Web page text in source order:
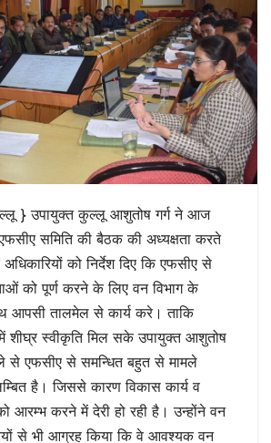
} उपायुक्त कुल्लू आशुतोष गर्ग ने आज
समिति की बैठक की अध्यक्षता करते
को निर्देश दिए कि एफसीए से
को पूर्ण करने के लिए वन विभाग के
आपसी तालमेल से कार्य करे। ताकि
शीघ्र स्वीकृति मिल सके उपायुक्त आशुतोष
से एफसीए से समन्धित बहुत से मामले
है। जिससे कारण विकास कार्य व
आरम्भ करने में देरी हो रही है। उन्होंने वन
से भी आग्रह किया कि वे आवश्यक वन